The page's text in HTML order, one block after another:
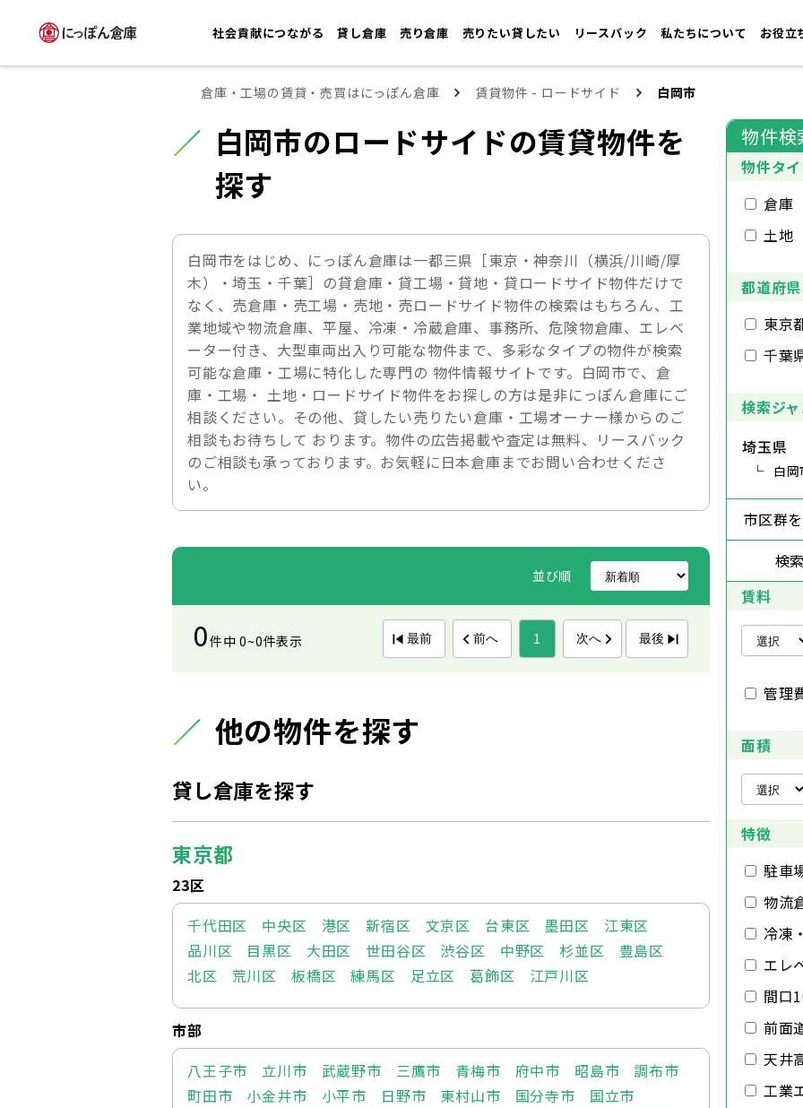
社会貢献につながる 貸し倉庫 売り倉庫 売りたい貸したい リースバック 私たちについて お役立
倉庫・工場の賃貸・売買はにっぽん倉庫 賃貸物件 - ロードサイド 白岡市
白岡市のロードサイドの賃貸物件を
探す
白岡市をはじめ、にっぽん倉庫は一都三県［東京・神奈川（横浜/川崎/厚
木）・埼玉・千葉］の貸倉庫・貸工場・貸地・貸ロードサイド物件だけで
なく、売倉庫・売工場・売地・売ロードサイド物件の検索はもちろん、工
業地域や物流倉庫、平屋、冷凍・冷蔵倉庫、事務所、危険物倉庫、エレベ
ーター付き、大型車両出入り可能な物件まで、多彩なタイプの物件が検索
可能な倉庫・工場に特化した専門の 物件情報サイトです。白岡市で、倉
庫・工場・ 土地・ロードサイド物件をお探しの方は是非にっぽん倉庫にご
相談ください。その他、貸したい売りたい倉庫・工場オーナー様からのご
相談もお待ちして おります。物件の広告掲載や査定は無料、リースバック
のご相談も承っております。お気軽に日本倉庫までお問い合わせくださ
い。
並び順
0件中 0~0件表示 最前 前へ 1 次へ 最後
他の物件を探す
貸し倉庫を探す
東京都
23区
千代田区
中央区 港区 新宿区 文京区 台東区 墨田区
江東区
品川区
目黒区 大田区 世田谷区 渋谷区 中野区 杉並区
豊島区
北区
荒川区 板橋区 練馬区 足立区 葛飾区 江戸川区
市部
八王子市
立川市 武蔵野市 三鷹市 青梅市 府中市 昭島市
調布市
町田市
小金井市 小平市 日野市 東村山市 国分寺市
国立市
物件検
物件タ
倉庫
土地
都道府県
東京
千葉
検索ジ
埼玉県
白
市区群
検
賃料
管理
面積
特徴
駐車
物流
冷凍
エレ
間口
前面
天井
工業